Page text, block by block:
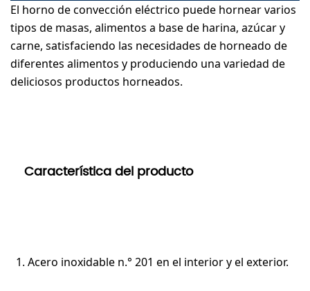
El horno de convección eléctrico puede hornear varios
tipos de masas, alimentos a base de harina, azúcar y
carne, satisfaciendo las necesidades de horneado de
diferentes alimentos y produciendo una variedad de
deliciosos productos horneados.